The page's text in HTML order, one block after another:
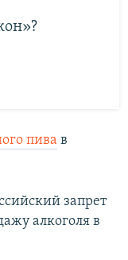
пива в
запрет
алкоголя в